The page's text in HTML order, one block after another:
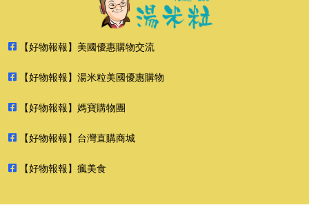
【好物報報】美國優惠購物交流
【好物報報】湯米粒美國優惠購物
【好物報報】媽寶購物團
【好物報報】台灣直購商城
【好物報報】瘋美食